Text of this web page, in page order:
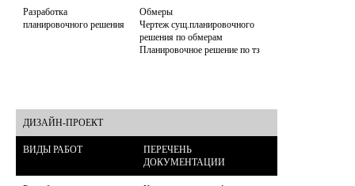
Разработка
планировочного решения
Обмеры
Чертеж сущ.планировочного
решения по обмерам
ДИЗАЙН-ПРОЕКТ
ВИДЫ РАБОТ
ПЕРЕЧЕНЬ
ДОКУМЕНТАЦИИ